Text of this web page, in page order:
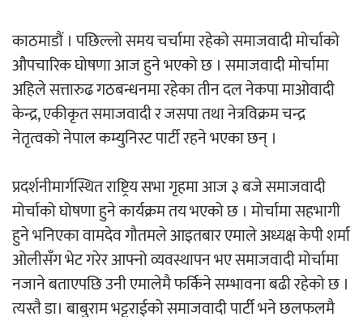
‘ईयुमा डट कम’ले बुधबारदेखि आफ्नो
औपचारिक सेवा सञ्चालनमा
हलमा छैन ‘गौँथली’को टिकट
काठमाडौं । पछिल्लो समय चर्चामा रहेको समाजवादी मोर्चाको
औपचारिक घोषणा आज हुने भएको छ । समाजवादी मोर्चामा
अहिले सत्तारुढ गठबन्धनमा रहेका तीन दल नेकपा माओवादी
केन्द्र, एकीकृत समाजवादी र जसपा तथा नेत्रविक्रम चन्द्र
नेतृत्वको नेपाल कम्युनिस्ट पार्टी रहने भएका छन् ।
प्रदर्शनीमार्गस्थित राष्ट्रिय सभा गृहमा आज ३ बजे समाजवादी
मोर्चाको घोषणा हुने कार्यक्रम तय भएको छ । मोर्चामा सहभागी
हुने भनिएका वामदेव गौतमले आइतबार एमाले अध्यक्ष केपी शर्मा
ओलीसँग भेट गरेर आफ्नो व्यवस्थापन भए समाजवादी मोर्चामा
नजाने बताएपछि उनी एमालेमै फर्किने सम्भावना बढी रहेको छ ।
त्यस्तै डा। बाबुराम भट्टराईको समाजवादी पार्टी भने छलफलमै